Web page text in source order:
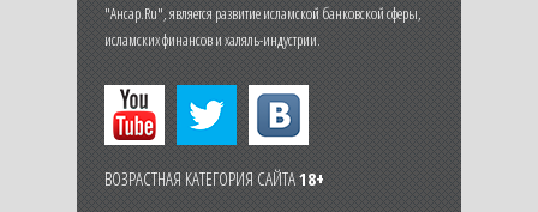
"Ансар.Ru", является развитие исламской банковской сферы,
исламских финансов и халяль-индустрии.
ВОЗРАСТНАЯ КАТЕГОРИЯ САЙТА18+